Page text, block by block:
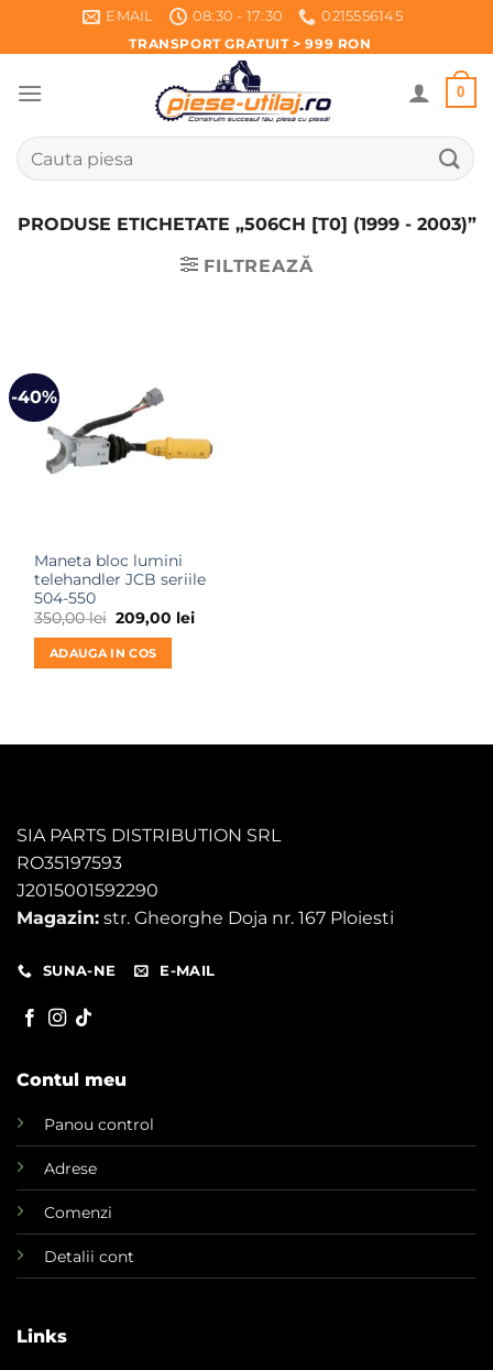
EMAIL 08:30 - 17:30
0215556145
TRANSPORT GRATUIT > 999 RON
0
Caută
după:
PRODUSE ETICHETATE „506CH [T0] (1999 - 2003)”
FILTREAZĂ
-40%
Maneta bloc lumini
telehandler JCB seriile
504-550
350,00lei Prețul
inițial
a
fost:
350,00 lei.
209,00 leiPrețul
ADAUGA IN COS
SIA PARTS DISTRIBUTION SRL
RO35197593
J2015001592290
Magazin: str. Gheorghe Doja nr. 167 Ploiesti
SUNA-NE E-MAIL
Contul meu
Panou control
Adrese
Comenzi
Detalii cont
Links